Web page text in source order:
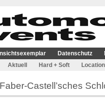
Datenschutz
Aktuell Hard + Soft
Castell’sches